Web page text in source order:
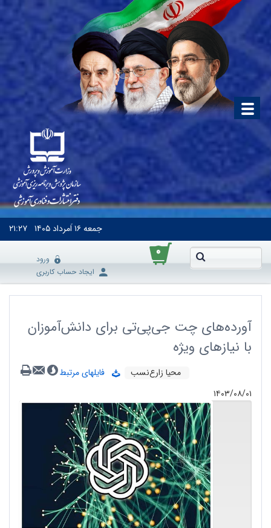
جمعه۱۶ اَمرداد ۱۴۰۵ ۲۱:۲۷
۰
ورود
ایجاد حساب کاربری
آورده‌های چت جی‌پی‌تی برای دانش‌آموزان
با نیازهای ویژه
محیا زارع‌نسب
فایلهای مرتبط
۱۴۰۳/۰۸/۰۱